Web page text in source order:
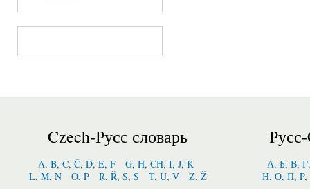
Czech-Русс словарь
A, B, C, Č, D, E, F
G, H, CH, I, J, K
L, M, N
O, P R, Ř, S, Š T, U, V Z, Ž
А, Б, В,
Н, О, П,